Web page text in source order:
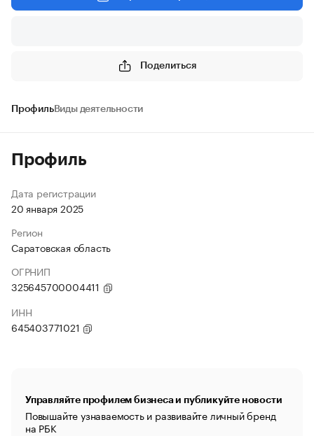
Поделиться
ПрофильВиды деятельности
Профиль
Дата регистрации
20 января 2025
Регион
Саратовская область
ОГРНИП
325645700004411
ИНН
645403771021
Управляйте профилем бизнеса и публикуйте новости
Повышайте узнаваемость и развивайте личный бренд
на РБК